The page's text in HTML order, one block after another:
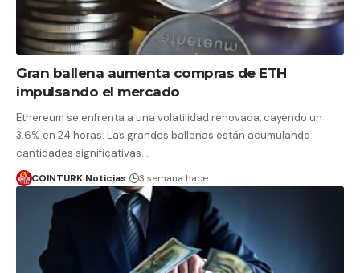
Gran ballena aumenta compras de ETH
impulsando el mercado
Ethereum se enfrenta a una volatilidad renovada, cayendo un
3.6% en 24 horas. Las grandes ballenas están acumulando
cantidades significativas…
COINTURK Noticias 3 semana hace